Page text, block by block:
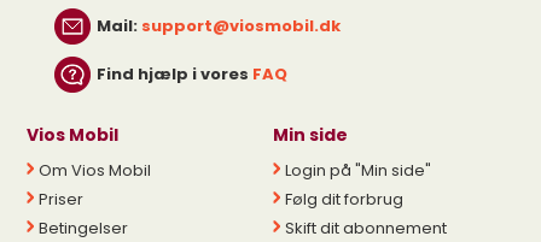
Mail: support@viosmobil.dk
Find hjælp i vores FAQ
Vios Mobil
Om Vios Mobil
Priser
Betingelser
Min side
Login på "Min side"
Følg dit forbrug
Skift dit abonnement